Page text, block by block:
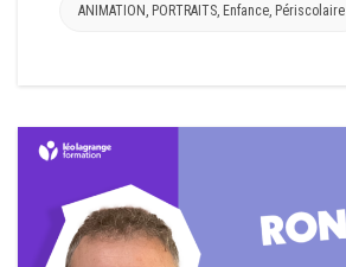
ANIMATION, PORTRAITS, Enfance, Périscolaire